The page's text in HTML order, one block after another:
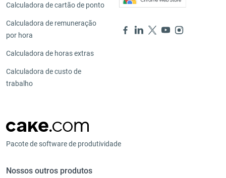
Calculadora de cartão de ponto
Calculadora de remuneração
por hora
Calculadora de horas extras
Calculadora de custo de
trabalho
Pacote de software de produtividade
Nossos outros produtos